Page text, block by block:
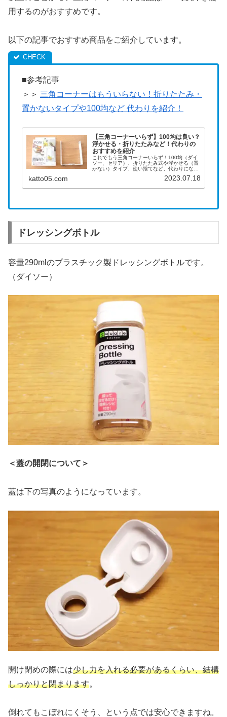
用するのがおすすめです。
以下の記事でおすすめ商品をご紹介しています。
■参考記事
＞＞ 三角コーナーはもういらない！折りたたみ・
置かないタイプや100均など 代わりを紹介！
【三角コーナーいらず】100均は良い？
浮かせる・折りたたみなど！代わりの
おすすめを紹介
これでもう三角コーナーいらず！100均（ダイ
ソー、セリア）、折りたたみ式や浮かせる（置
かない）タイプ、使い捨てなど、代わりになる
katto05.com 2023.07.18
ドレッシングボトル
容量290mlのプラスチック製ドレッシングボトルです。
（ダイソー）
＜蓋の開閉について＞
蓋は下の写真のようになっています。
開け閉めの際には少し力を入れる必要があるくらい、結構
しっかりと閉まります。
倒れてもこぼれにくそう、という点では安心できますね。